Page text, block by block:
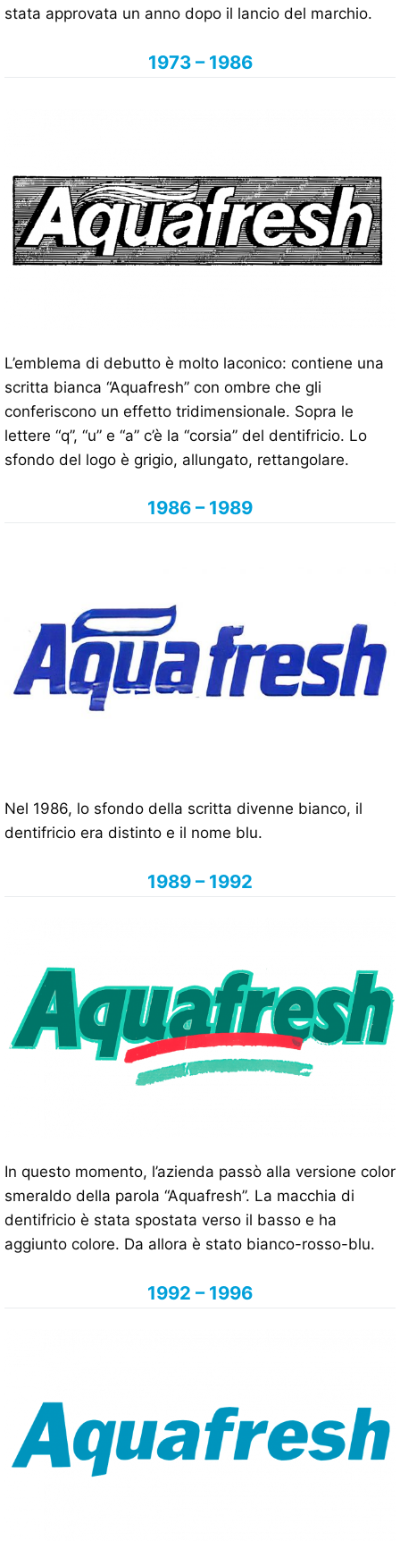
stata approvata un anno dopo il lancio del marchio.
1973 – 1986
L’emblema di debutto è molto laconico: contiene una
scritta bianca “Aquafresh” con ombre che gli
conferiscono un effetto tridimensionale. Sopra le
lettere “q”, “u” e “a” c’è la “corsia” del dentifricio. Lo
sfondo del logo è grigio, allungato, rettangolare.
1986 – 1989
Nel 1986, lo sfondo della scritta divenne bianco, il
dentifricio era distinto e il nome blu.
1989 – 1992
In questo momento, l’azienda passò alla versione color
smeraldo della parola “Aquafresh”. La macchia di
dentifricio è stata spostata verso il basso e ha
aggiunto colore. Da allora è stato bianco-rosso-blu.
1992 – 1996